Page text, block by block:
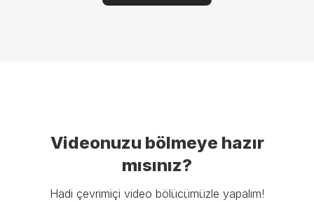
Videonuzu bölmeye hazır
mısınız?
Hadi çevrimiçi video bölücümüzle yapalım!